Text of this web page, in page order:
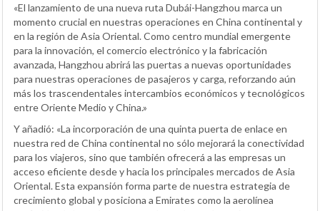
«El lanzamiento de una nueva ruta Dubái-Hangzhou marca un
momento crucial en nuestras operaciones en China continental y
en la región de Asia Oriental. Como centro mundial emergente
para la innovación, el comercio electrónico y la fabricación
avanzada, Hangzhou abrirá las puertas a nuevas oportunidades
para nuestras operaciones de pasajeros y carga, reforzando aún
más los trascendentales intercambios económicos y tecnológicos
entre Oriente Medio y China.»
Y añadió: «La incorporación de una quinta puerta de enlace en
nuestra red de China continental no sólo mejorará la conectividad
para los viajeros, sino que también ofrecerá a las empresas un
acceso eficiente desde y hacia los principales mercados de Asia
Oriental. Esta expansión forma parte de nuestra estrategia de
crecimiento global y posiciona a Emirates como la aerolínea